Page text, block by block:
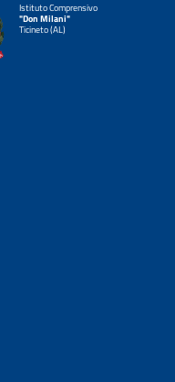
Istituto Comprensivo
"Don Milani"
Ticineto (AL)